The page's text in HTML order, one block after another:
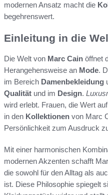
modernen Ansatz macht die
begehrenswert.
Einleitung in die
Die Welt von Marc Cain öffnet
Herangehensweise an Mode.
im Bereich Damenbekleidung
Qualität und im Design.
wird erlebt. Frauen, die Wert
in den Kollektionen von Marc
Persönlichkeit zum Ausdruck
Mit einer harmonischen
modernen Akzenten schafft
die sowohl für den Alltag als
ist. Diese Philosophie spiegelt